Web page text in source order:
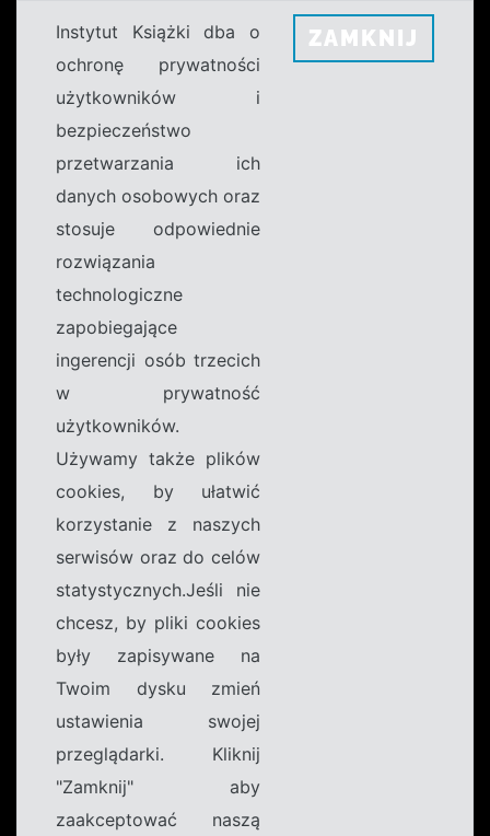
Instytut Książki dba o
ochronę prywatności
użytkowników i
bezpieczeństwo
przetwarzania ich
danych osobowych oraz
stosuje odpowiednie
rozwiązania
technologiczne
zapobiegające
ingerencji osób trzecich
w prywatność
użytkowników.
Używamy także plików
cookies, by ułatwić
korzystanie z naszych
serwisów oraz do celów
statystycznych.Jeśli nie
chcesz, by pliki cookies
były zapisywane na
Twoim dysku zmień
ustawienia swojej
przeglądarki. Kliknij
"Zamknij" aby
zaakceptować naszą
ZAMKNIJ